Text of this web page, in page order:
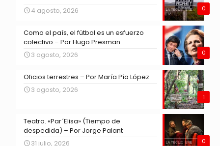
0
4 agosto, 2026
0
Como el país, el fútbol es un esfuerzo
colectivo – Por Hugo Presman
3 agosto, 2026
1
Oficios terrestres – Por María Pía López
3 agosto, 2026
0
Teatro. «Par´Elisa» (Tiempo de
despedida) – Por Jorge Palant
31 julio, 2026